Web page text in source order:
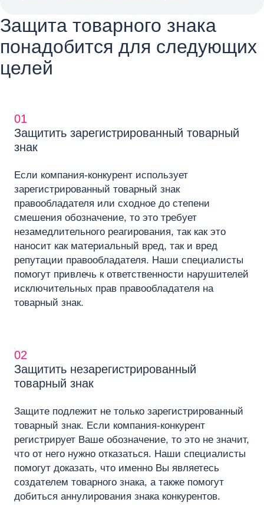
Защита товарного знака
понадобится для следующих
целей
01
Защитить зарегистрированный товарный
знак
Если компания-конкурент использует
зарегистрированный товарный знак
правообладателя или сходное до степени
смешения обозначение, то это требует
незамедлительного реагирования, так как это
наносит как материальный вред, так и вред
репутации правообладателя. Наши специалисты
помогут привлечь к ответственности нарушителей
исключительных прав правообладателя на
товарный знак.
02
Защитить незарегистрированный
товарный знак
Защите подлежит не только зарегистрированный
товарный знак. Если компания-конкурент
регистрирует Ваше обозначение, то это не значит,
что от него нужно отказаться. Наши специалисты
помогут доказать, что именно Вы являетесь
создателем товарного знака, а также помогут
добиться аннулирования знака конкурентов.